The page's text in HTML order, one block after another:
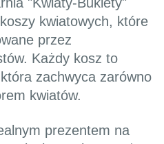
"Kwiaty-Bukiety"
kwiatowych, które
przez
Każdy kosz to
zachwyca zarówno
kwiatów.
prezentem na